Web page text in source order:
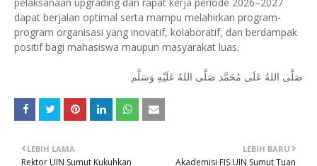
dapat berjalan optimal serta mampu melahirkan program-
program organisasi yang inovatif, kolaboratif, dan berdampak
positif bagi mahasiswa maupun masyarakat luas.
صَلَّى اللهُ عَلَى مُحَمَّد صَلَّى اللهُ عَلَيْهِ وَسَلَّم
LEBIH BARU
Akademisi FIS UIN Sumut Tuan
LEBIH LAMA
Rektor UIN Sumut Kukuhkan